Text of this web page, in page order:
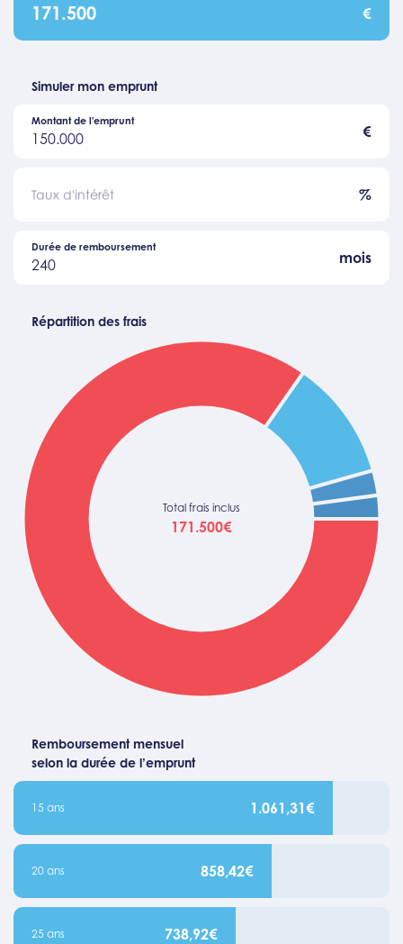
171.500 €
Simuler mon emprunt
150.000
Montant de l'emprunt
€
Taux d'intérêt %
240
Durée de remboursement
mois
Répartition des frais
Total frais inclus
171.500€
Remboursement mensuel
selon la durée de l’emprunt
15 ans 1.061,31€
20 ans 858,42€
25 ans 738,92€